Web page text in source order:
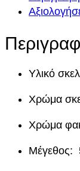
S
Υλικό
Χρώμα
Χρώμα
Μέγεθος: